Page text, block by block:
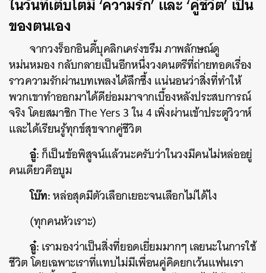
ของตนเอง
จากวงร็อกอินดี้บุคลิกเคร่งขรึม ภาพลักษณ์ดู
หม่นหมอง กลับกลายเป็นอีกหนึ่งวงดนตรีที่ถ่ายทอดเรื่อง
ราวความรักผ่านบทเพลงได้ลึกซึ้ง แน่นอนว่าสิ่งที่ทำให้
พวกเขาทำออกมาได้ดีย่อมมาจากเบื้องหลังประสบการณ์
จริง โดยสมาชิก The Yers 3 ใน 4 เพิ่งผ่านเข้าประตูวิวาห์
และได้เรียนรู้ทุกข์สุขจากคู่ชีวิต
อู๋:ก็เป็นข้อพิสูจน์แล้วนะครับว่าในวงมีคนไม่หล่ออยู่
คนเดียวคือบูม
โบ๊ท:หล่อสุดมีตัวเลือกเยอะจนเลือกไม่ได้ไง
(ทุกคนหัวเราะ)
อู๋:เรามองว่าเป็นสิ่งที่ยอดเยี่ยมมากๆ เลยนะในการใช้
ชีวิต โดยเฉพาะเราที่แทบไม่มีเพื่อนคู่คิดยกเว้นแฟนเรา
EMAIL